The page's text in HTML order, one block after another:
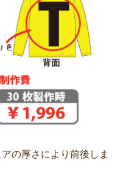
の厚さにより前後しま